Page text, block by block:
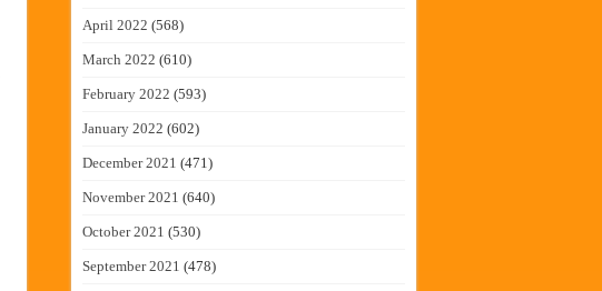
April 2022 (568)
March 2022 (610)
February 2022 (593)
January 2022 (602)
December 2021 (471)
November 2021 (640)
October 2021 (530)
September 2021 (478)